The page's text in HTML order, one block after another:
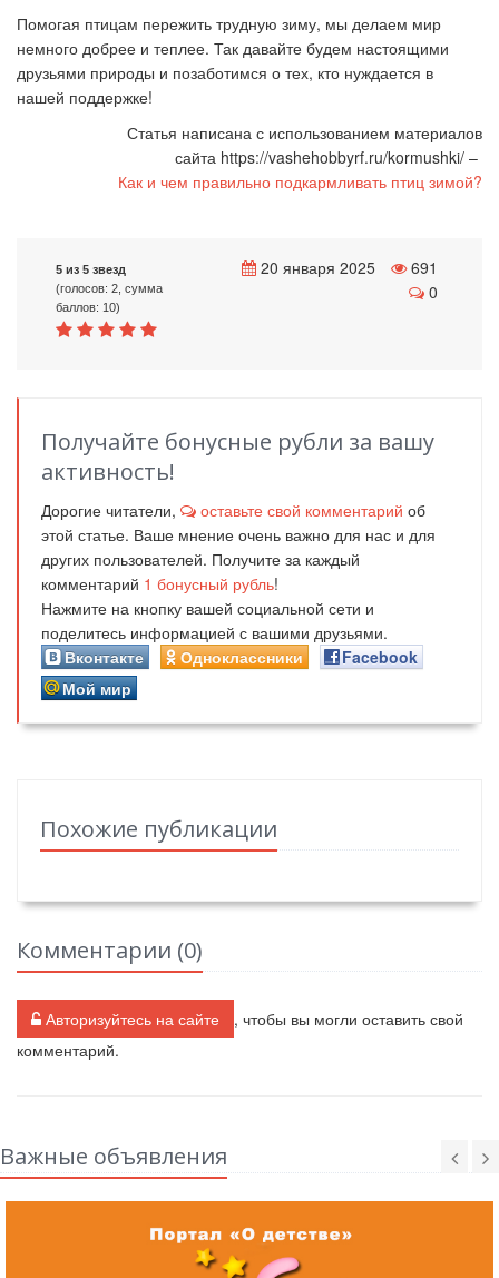
Помогая птицам пережить трудную зиму, мы делаем мир
немного добрее и теплее. Так давайте будем настоящими
друзьями природы и позаботимся о тех, кто нуждается в
нашей поддержке!
Статья написана с использованием материалов
сайта https://vashehobbyrf.ru/kormushki/ –
Как и чем правильно подкармливать птиц зимой?
5 из 5 звезд
(голосов: 2, сумма
баллов: 10)
20 января 2025
691
0
Получайте бонусные рубли за вашу
активность!
Дорогие читатели, оставьте свой комментарий об
этой статье. Ваше мнение очень важно для нас и для
других пользователей. Получите за каждый
комментарий 1 бонусный рубль!
Нажмите на кнопку вашей социальной сети и
поделитесь информацией с вашими друзьями.
Вконтакте
Одноклассники
Facebook
Мой мир
Похожие публикации
Комментарии (0)
Авторизуйтесь на сайте
, чтобы вы могли оставить свой
комментарий.
Важные объявления